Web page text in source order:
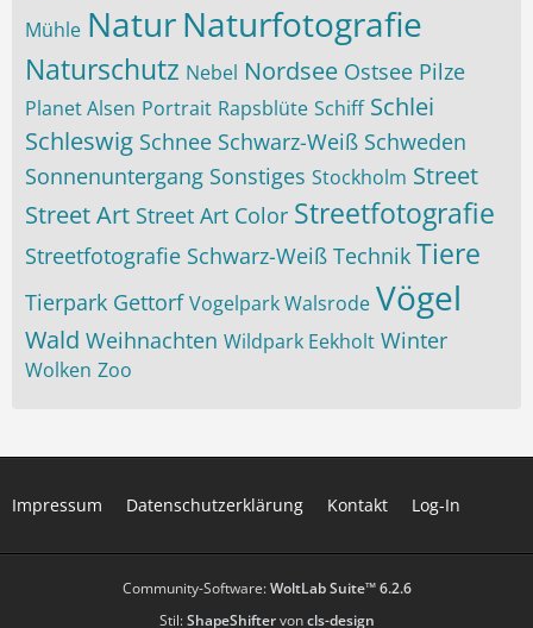
Mühle NaturNaturfotografie
Naturschutz Nebel Nordsee Ostsee Pilze
Planet Alsen Portrait Rapsblüte Schiff Schlei
Schleswig Schnee Schwarz-Weiß Schweden
Sonnenuntergang Sonstiges Stockholm Street
Street Art Street Art Color Streetfotografie
Streetfotografie Schwarz-Weiß Technik Tiere
Tierpark Gettorf Vogelpark Walsrode Vögel
Wald Weihnachten Wildpark Eekholt Winter
Wolken Zoo
Impressum Datenschutzerklärung Kontakt Log-In
Community-Software:WoltLab Suite™ 6.2.6
Stil:ShapeShiftervoncls-design